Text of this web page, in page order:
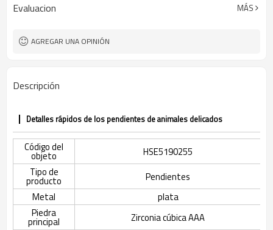
Evaluacion MÁS
AGREGAR UNA OPINIÓN
Descripción
Detalles rápidos de los pendientes de animales delicados
Código del
objeto
HSE5190255
Tipo de
producto
Pendientes
Metal
plata
Piedra
principal
Zirconia cúbica AAA